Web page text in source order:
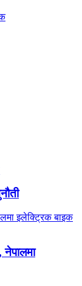
नेपालमा